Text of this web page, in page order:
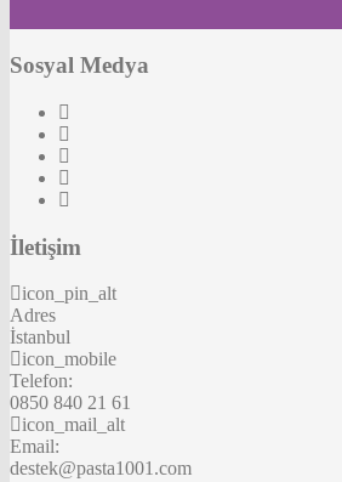
Sosyal Medya
İletişim
icon_pin_alt
Adres
İstanbul
icon_mobile
Telefon:
0850 840 21 61
icon_mail_alt
Email:
destek@pasta1001.com